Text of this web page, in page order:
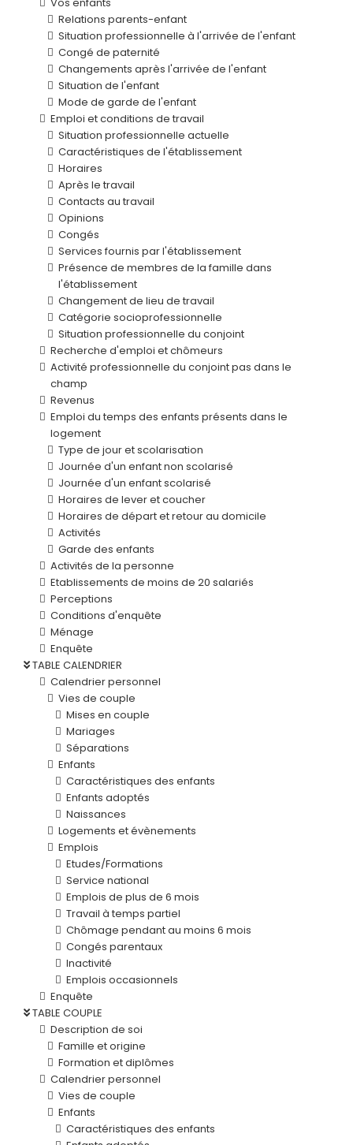
Relations parents-enfant
Situation professionnelle à l'arrivée de l'enfant
Congé de paternité
Changements après l'arrivée de l'enfant
Situation de l'enfant
Mode de garde de l'enfant
Emploi et conditions de travail
Situation professionnelle actuelle
Caractéristiques de l'établissement
Horaires
Après le travail
Contacts au travail
Opinions
Congés
Services fournis par l'établissement
Présence de membres de la famille dans
l'établissement
Changement de lieu de travail
Catégorie socioprofessionnelle
Situation professionnelle du conjoint
Recherche d'emploi et chômeurs
Activité professionnelle du conjoint pas dans le
champ
Revenus
Emploi du temps des enfants présents dans le
logement
Type de jour et scolarisation
Journée d'un enfant non scolarisé
Journée d'un enfant scolarisé
Horaires de lever et coucher
Horaires de départ et retour au domicile
Activités
Garde des enfants
Activités de la personne
Etablissements de moins de 20 salariés
Perceptions
Conditions d'enquête
Ménage
Enquête
TABLE CALENDRIER
Calendrier personnel
Vies de couple
Mises en couple
Mariages
Séparations
Enfants
Caractéristiques des enfants
Enfants adoptés
Naissances
Logements et évènements
Emplois
Etudes/Formations
Service national
Emplois de plus de 6 mois
Travail à temps partiel
Chômage pendant au moins 6 mois
Congés parentaux
Inactivité
Emplois occasionnels
Enquête
TABLE COUPLE
Description de soi
Famille et origine
Formation et diplômes
Calendrier personnel
Vies de couple
Enfants
Caractéristiques des enfants